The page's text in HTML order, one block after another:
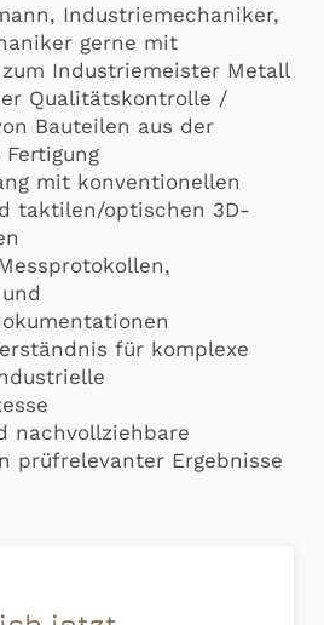
Industriemechaniker,
gerne mit
Industriemeister Metall
Qualitätskontrolle /
Bauteilen aus der
mit konventionellen
taktilen/optischen 3D-
für komplexe
nachvollziehbare
prüfrelevanter Ergebnisse